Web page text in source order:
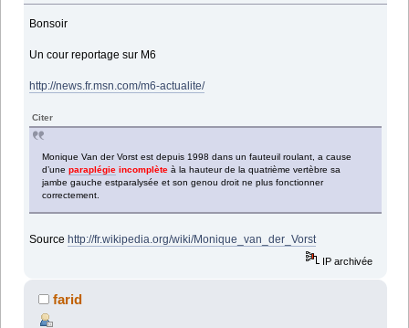
Bonsoir
Un cour reportage sur M6
http://news.fr.msn.com/m6-actualite/
Citer
Monique Van der Vorst est depuis 1998 dans unfauteuil roulant , a cause
d’uneparaplégie incomplète à la hauteur de la quatrième vertèbre sa
jambe gauche estparalysée et son genou droit ne plus fonctionner
correctement.
Sourcehttp://fr.wikipedia.org/wiki/Monique_van_der_Vorst
IP archivée
farid